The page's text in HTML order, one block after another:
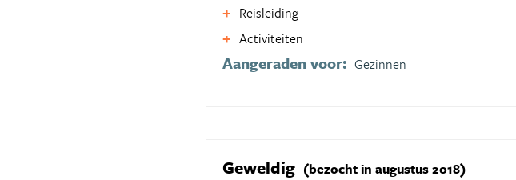
Reisleiding
Activiteiten
Aangeraden voor: Gezinnen
Geweldig (bezocht in augustus 2018)